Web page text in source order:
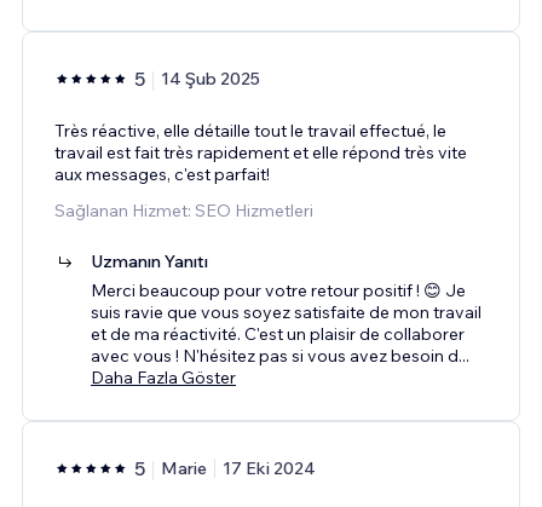
5 14 Şub 2025
Très réactive, elle détaille tout le travail effectué, le
travail est fait très rapidement et elle répond très vite
aux messages, c'est parfait!
Sağlanan Hizmet: SEO Hizmetleri
Uzmanın Yanıtı
Merci beaucoup pour votre retour positif ! 😊 Je
suis ravie que vous soyez satisfaite de mon travail
et de ma réactivité. C'est un plaisir de collaborer
avec vous ! N'hésitez pas si vous avez besoin d...
Daha Fazla Göster
5 Marie 17 Eki 2024